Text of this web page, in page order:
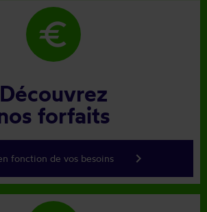
euro
Découvrez
forfaits
fonction de vos besoins keyboard_arrow_right